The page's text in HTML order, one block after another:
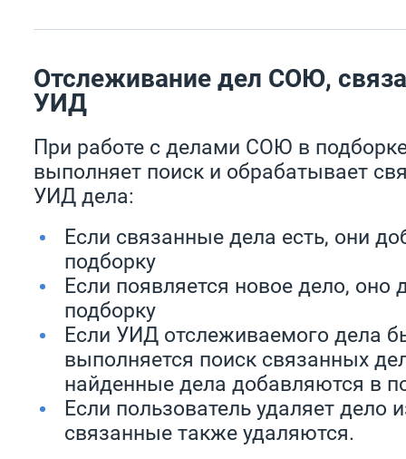
Отслеживание дел СОЮ,
УИД
При работе с делами СОЮ в
выполняет поиск и обрабатывает
УИД дела:
Если связанные дела есть, они
подборку
Если появляется новое дело, оно
подборку
Если УИД отслеживаемого дела
выполняется поиск связанных
найденные дела добавляются в
Если пользователь удаляет дело
связанные также удаляются.